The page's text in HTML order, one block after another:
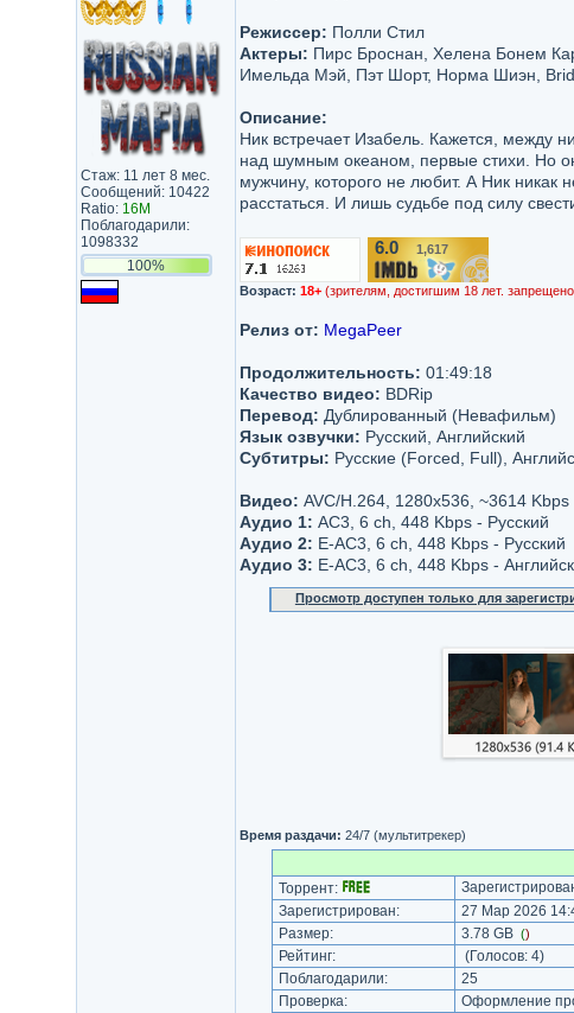
Стаж: 11 лет 8 мес.
Сообщений: 10422
Ratio: 16M
Поблагодарили:
1098332
100%
Режиссер: Полли Стил
Актеры: Пирс Броснан, Хелена Бонем
Имельда Мэй, Пэт Шорт, Норма Шиэн,
Описание:
Ник встречает Изабель. Кажется, между
над шумным океаном, первые стихи. Но
мужчину, которого не любит. А Ник
расстаться. И лишь судьбе под силу
6.0/10 1,617
Возраст: 18+ (зрителям, достигшим 18 лет.
Релиз от: MegaPeer
Продолжительность: 01:49:18
Качество видео: BDRip
Перевод: Дублированный (Невафильм)
Язык озвучки: Русский, Английский
Субтитры: Русские (Forced, Full),
Видео: AVC/H.264, 1280x536, ~3614 Kbps
Аудио 1: AC3, 6 ch, 448 Kbps - Русский
Аудио 2: Е-AC3, 6 ch, 448 Kbps - Русский
Аудио 3: E-AC3, 6 ch, 448 Kbps -
Просмотр доступен только для
Время раздачи: 24/7 (мультитрекер)
Торрент:
Зарегистрирован:
27 Мар 2026
Размер:
3.78 GB ()
Рейтинг: (Голосов: 4)
Поблагодарили:
25
Проверка:
Оформление